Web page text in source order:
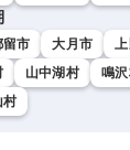
留市 大月市
山中湖村 鳴
村